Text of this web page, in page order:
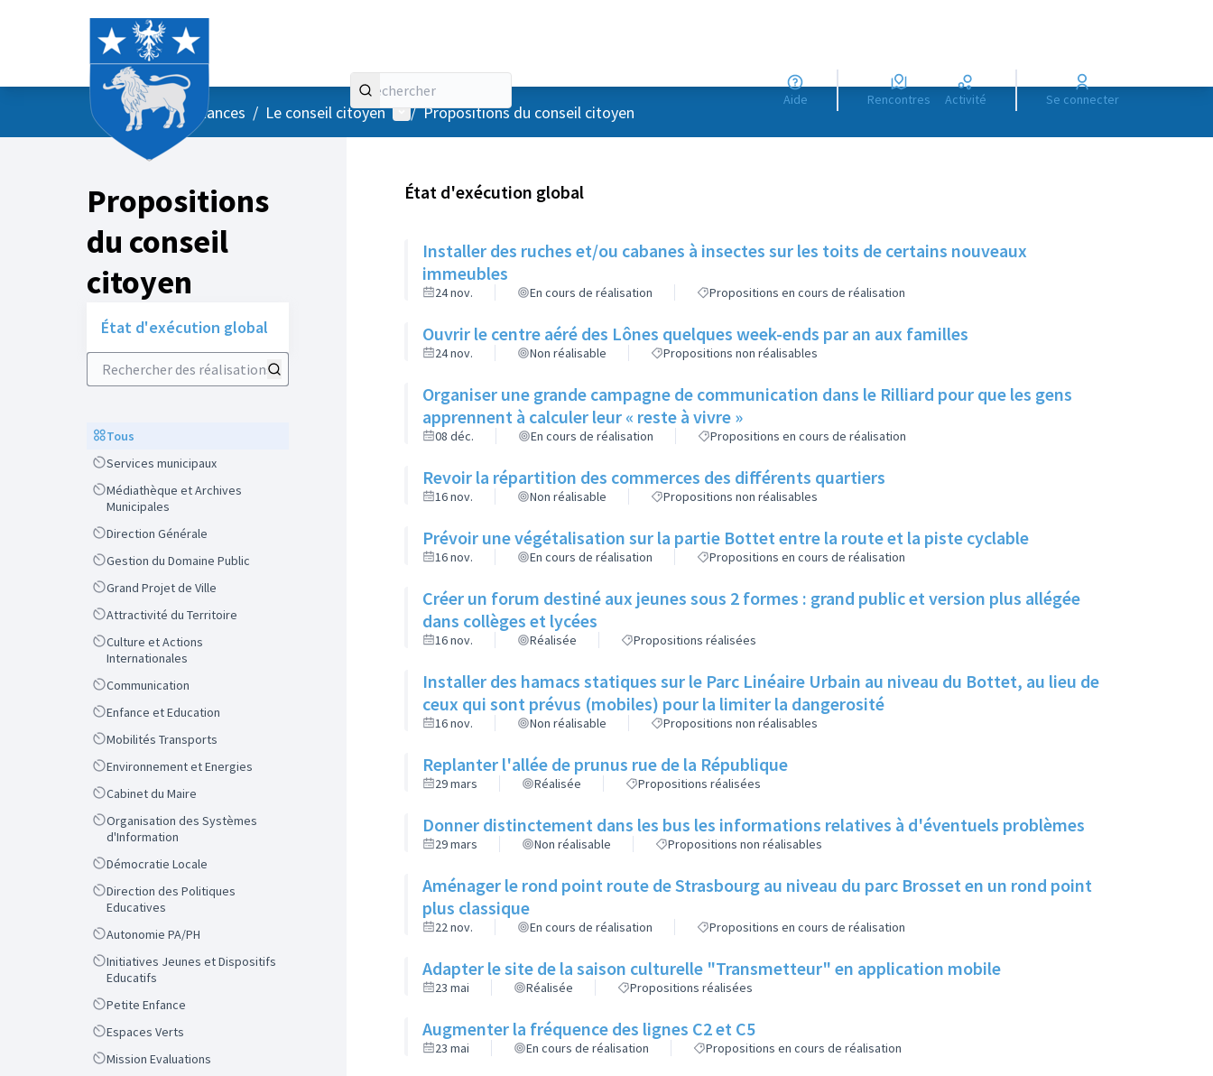
Aide Rencontres Activité Se connecter
AccueilMenu principal
/ Vos instances / Le conseil citoyen Menu utilisateur
/ Propositions du conseil citoyen
Propositions
du conseil
citoyen
État d'exécution global
Rechercher des réalisations
ScopeTous
ScopeServices municipaux
Scope
Médiathèque et Archives
Municipales
ScopeDirection Générale
ScopeGestion du Domaine Public
ScopeGrand Projet de Ville
ScopeAttractivité du Territoire
Scope
Culture et Actions
Internationales
ScopeCommunication
ScopeEnfance et Education
ScopeMobilités Transports
ScopeEnvironnement et Energies
ScopeCabinet du Maire
Scope
Organisation des Systèmes
d'Information
ScopeDémocratie Locale
Scope
Direction des Politiques
Educatives
ScopeAutonomie PA/PH
Scope
Initiatives Jeunes et Dispositifs
Educatifs
ScopePetite Enfance
ScopeEspaces Verts
ScopeMission Evaluations
État d'exécution global
Installer des ruches et/ou cabanes à insectes sur les toits de certains nouveaux
immeubles
24 nov. En cours de réalisation Propositions en cours de réalisation
Ouvrir le centre aéré des Lônes quelques week-ends par an aux familles
24 nov. Non réalisable Propositions non réalisables
Organiser une grande campagne de communication dans le Rilliard pour que les gens
apprennent à calculer leur « reste à vivre »
08 déc. En cours de réalisation Propositions en cours de réalisation
Revoir la répartition des commerces des différents quartiers
16 nov. Non réalisable Propositions non réalisables
Prévoir une végétalisation sur la partie Bottet entre la route et la piste cyclable
16 nov. En cours de réalisation Propositions en cours de réalisation
Créer un forum destiné aux jeunes sous 2 formes : grand public et version plus allégée
dans collèges et lycées
16 nov. Réalisée Propositions réalisées
Installer des hamacs statiques sur le Parc Linéaire Urbain au niveau du Bottet, au lieu de
ceux qui sont prévus (mobiles) pour la limiter la dangerosité
16 nov. Non réalisable Propositions non réalisables
Replanter l'allée de prunus rue de la République
29 mars Réalisée Propositions réalisées
Donner distinctement dans les bus les informations relatives à d'éventuels problèmes
29 mars Non réalisable Propositions non réalisables
Aménager le rond point route de Strasbourg au niveau du parc Brosset en un rond point
plus classique
22 nov. En cours de réalisation Propositions en cours de réalisation
Adapter le site de la saison culturelle "Transmetteur" en application mobile
23 mai Réalisée Propositions réalisées
Augmenter la fréquence des lignes C2 et C5
23 mai En cours de réalisation Propositions en cours de réalisation